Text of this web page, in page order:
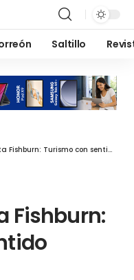
Saltillo
Turismo con sentido humano
Fishburn: